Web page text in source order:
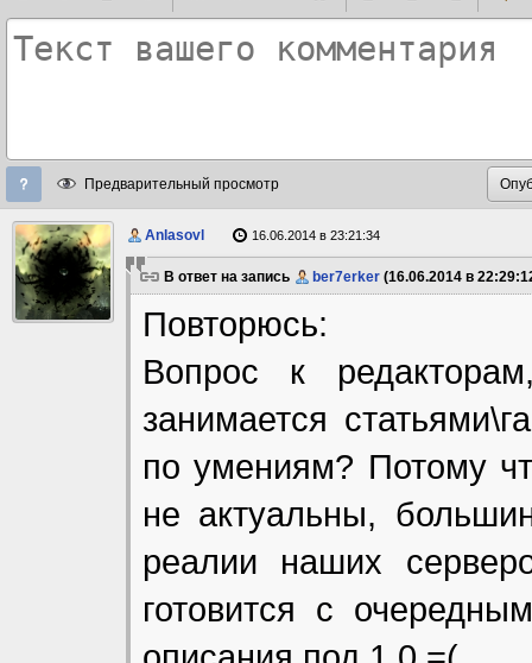
Предварительный просмотр
Anlasovl 16.06.2014 в 23:21:34
В ответ на запись ber7erker (16.06.2014 в
Повторюсь:
Вопрос к
занимается
по умениям? Потому
не актуальны,
реалии наших
готовится с